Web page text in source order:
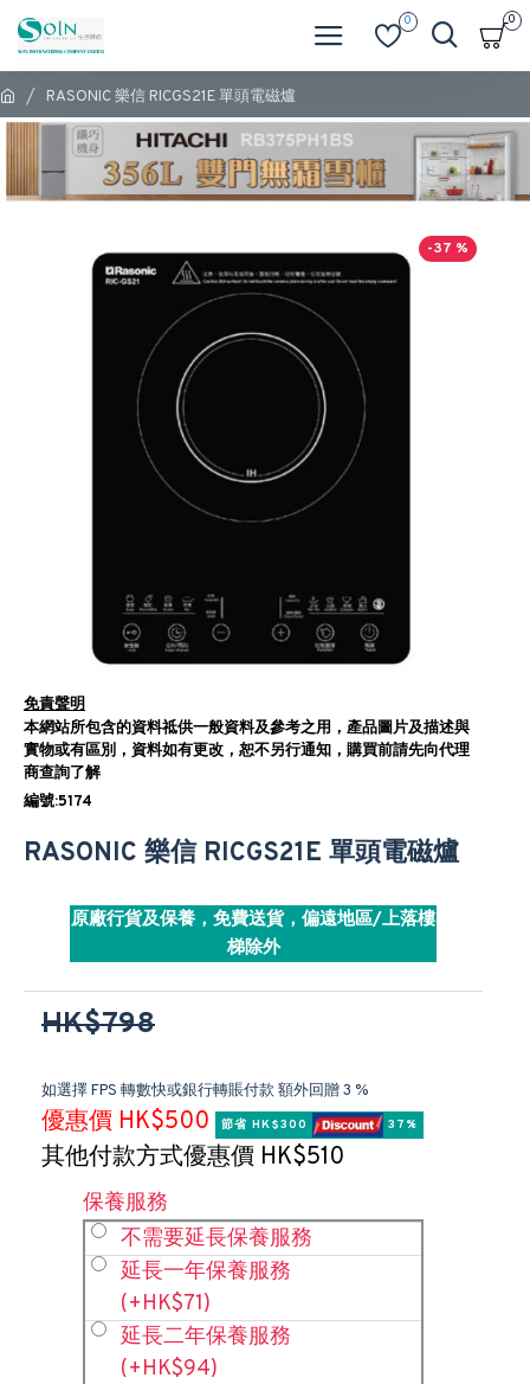
0 0
RASONIC 樂信 RICGS21E 單頭電磁爐
-37 %
免責聲明
本網站所包含的資料祗供一般資料及參考之用，產品圖片及描述與
實物或有區別，資料如有更改，恕不另行通知，購買前請先向代理
商查詢了解
編號:5174
RASONIC 樂信 RICGS21E 單頭電磁爐
原廠行貨及保養，免費送貨，偏遠地區/上落樓
梯除外
HK$798
如選擇 FPS 轉數快或銀行轉賬付款 額外回贈 3 %
優惠價 HK$500 節省 HK$300 37%
其他付款方式優惠價 HK$510
保養服務
不需要延長保養服務
延長一年保養服務
(+HK$71)
延長二年保養服務
(+HK$94)